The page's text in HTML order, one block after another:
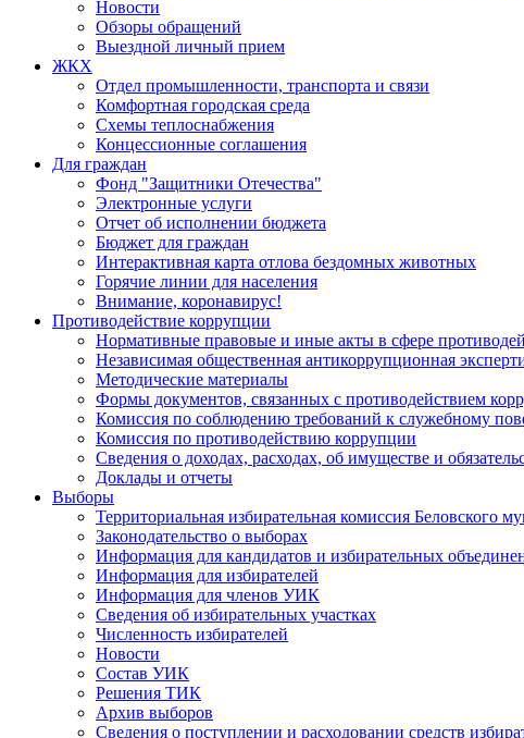
Новости
Обзоры обращений
Выездной личный прием
ЖКХ
Отдел промышленности, транспорта и связи
Комфортная городская среда
Схемы теплоснабжения
Концессионные соглашения
Для граждан
Фонд "Защитники Отечества"
Электронные услуги
Отчет об исполнении бюджета
Бюджет для граждан
Интерактивная карта отлова бездомных животных
Горячие линии для населения
Внимание, коронавирус!
Противодействие коррупции
Нормативные правовые и иные акты в сфере
Независимая общественная антикоррупционная
Методические материалы
Формы документов, связанных с противодействием
Комиссия по соблюдению требований к служебному
Комиссия по противодействию коррупции
Сведения о доходах, расходах, об имуществе и
Доклады и отчеты
Выборы
Территориальная избирательная комиссия Беловского
Законодательство о выборах
Информация для кандидатов и избирательных
Информация для избирателей
Информация для членов УИК
Сведения об избирательных участках
Численность избирателей
Новости
Состав УИК
Решения ТИК
Архив выборов
Сведения о поступлении и расходовании средств